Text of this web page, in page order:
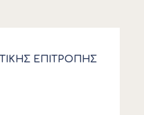
ΕΠΙΤΡΟΠΗΣ